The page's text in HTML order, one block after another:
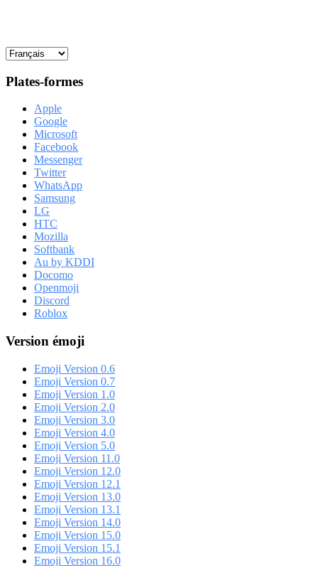
Plates-formes
Apple
Google
Microsoft
Facebook
Messenger
Twitter
WhatsApp
Samsung
LG
HTC
Mozilla
Softbank
Au by KDDI
Docomo
Openmoji
Discord
Roblox
Version émoji
Emoji Version 0.6
Emoji Version 0.7
Emoji Version 1.0
Emoji Version 2.0
Emoji Version 3.0
Emoji Version 4.0
Emoji Version 5.0
Emoji Version 11.0
Emoji Version 12.0
Emoji Version 12.1
Emoji Version 13.0
Emoji Version 13.1
Emoji Version 14.0
Emoji Version 15.0
Emoji Version 15.1
Emoji Version 16.0